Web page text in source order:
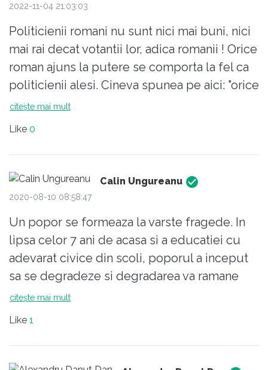
2022-11-04 21:03:03
Politicienii romani nu sunt nici mai buni, nici
mai rai decat votantii lor, adica romanii ! Orice
roman ajuns la putere se comporta la fel ca
politicienii alesi. Cineva spunea pe aici: "orice
popor isi are politicienii pe care ii merita" si ii
citește mai mult
Like 0
Calin Ungureanu
2020-08-10 08:58:47
Un popor se formeaza la varste fragede. In
lipsa celor 7 ani de acasa si a educatiei cu
adevarat civice din scoli, poporul a inceput
sa se degradeze si degradarea va ramane
pana cand eventualele generatii viitoare care
distrat la scoala cu citate din Vadim si Becali
si care pe parcursul adolescentei nu vor
citește mai mult
Like 1